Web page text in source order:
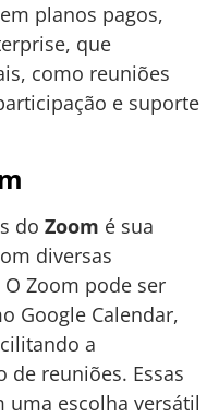
planos pagos,
que
como reuniões
e suporte
do Zoom é sua
diversas
Zoom pode ser
Google Calendar,
a
de reuniões. Essas
uma escolha versátil